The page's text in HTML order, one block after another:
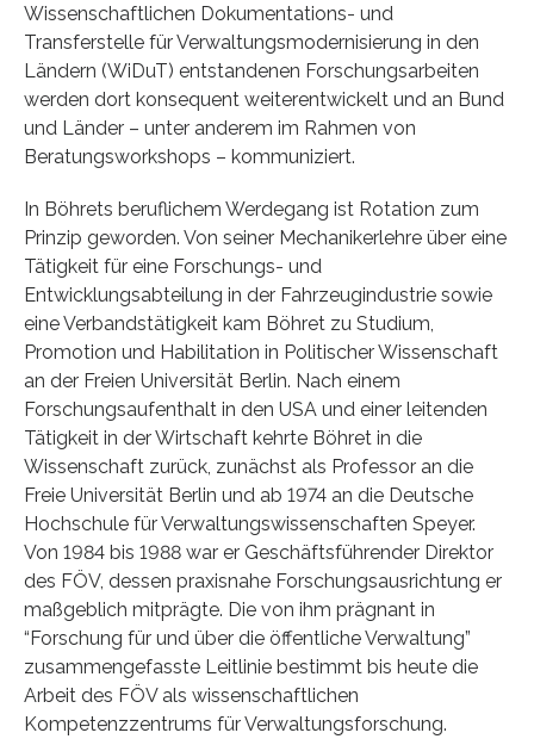
Wissenschaftlichen Dokumentations- und
Transferstelle für Verwaltungsmodernisierung in den
Ländern (WiDuT) entstandenen Forschungsarbeiten
werden dort konsequent weiterentwickelt und an Bund
und Länder – unter anderem im Rahmen von
Beratungsworkshops – kommuniziert.
In Böhrets beruflichem Werdegang ist Rotation zum
Prinzip geworden. Von seiner Mechanikerlehre über eine
Tätigkeit für eine Forschungs- und
Entwicklungsabteilung in der Fahrzeugindustrie sowie
eine Verbandstätigkeit kam Böhret zu Studium,
Promotion und Habilitation in Politischer Wissenschaft
an der Freien Universität Berlin. Nach einem
Forschungsaufenthalt in den USA und einer leitenden
Tätigkeit in der Wirtschaft kehrte Böhret in die
Wissenschaft zurück, zunächst als Professor an die
Freie Universität Berlin und ab 1974 an die Deutsche
Hochschule für Verwaltungswissenschaften Speyer.
Von 1984 bis 1988 war er Geschäftsführender Direktor
des FÖV, dessen praxisnahe Forschungsausrichtung er
maßgeblich mitprägte. Die von ihm prägnant in
“Forschung für und über die öffentliche Verwaltung”
zusammengefasste Leitlinie bestimmt bis heute die
Arbeit des FÖV als wissenschaftlichen
Kompetenzzentrums für Verwaltungsforschung.